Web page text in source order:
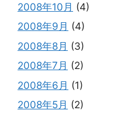
2008年10月 (4)
2008年9月 (4)
2008年8月 (3)
2008年7月 (2)
2008年6月 (1)
2008年5月 (2)